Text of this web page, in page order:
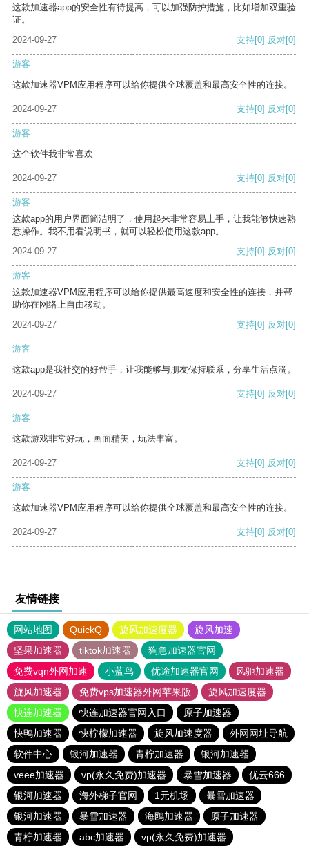
这款加速器app的安全性有待提高，可以加强防护措施，比如增加双重验
证。
2024-09-27
支持[0] 反对[0]
游客
这款加速器VPM应用程序可以给你提供全球覆盖和最高安全性的连接。
2024-09-27 支持[0] 反对[0]
游客
这个软件我非常喜欢
2024-09-27 支持[0] 反对[0]
游客
这款app的用户界面简洁明了，使用起来非常容易上手，让我能够快速熟
悉操作。我不用看说明书，就可以轻松使用这款app。
2024-09-27
支持[0] 反对[0]
游客
这款加速器VPM应用程序可以给你提供最高速度和安全性的连接，并帮
助你在网络上自由移动。
2024-09-27
支持[0] 反对[0]
游客
这款app是我社交的好帮手，让我能够与朋友保持联系，分享生活点滴。
2024-09-27 支持[0] 反对[0]
游客
这款游戏非常好玩，画面精美，玩法丰富。
2024-09-27 支持[0] 反对[0]
游客
这款加速器VPM应用程序可以给你提供全球覆盖和最高安全性的连接。
2024-09-27 支持[0] 反对[0]
友情链接
网站地图 QuickQ 旋风加速度器
旋风加速
坚果加速器
tiktok加速器
狗急加速器官网
免费vqn外网加速
小蓝鸟 优途加速器官网
风驰加速器
旋风加速器
免费vps加速器外网苹果版
旋风加速度器
快连加速器
快连加速器官网入口
原子加速器
快鸭加速器
快柠檬加速器 旋风加速度器
外网网址导航
软件中心
银河加速器 青柠加速器
银河加速器
veee加速器
vp(永久免费)加速器 暴雪加速器
优云666
银河加速器
海外梯子官网 1元机场
暴雪加速器
银河加速器
暴雪加速器 海鸥加速器
原子加速器
青柠加速器
abc加速器 vp(永久免费)加速器